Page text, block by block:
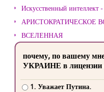
Искусственный интеллект
АРИСТОКРАТИЧЕСКОЕ
ВСЕЛЕННАЯ
почему, по вашему
УКРАИНЕ в лицензии
1. Уважает Путина.